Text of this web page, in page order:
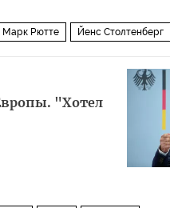
Марк Рютте Йенс Столтенберг
"Хотел